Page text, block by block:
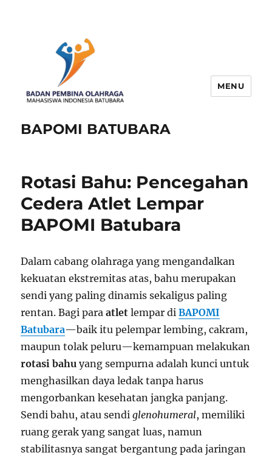
BAPOMI BATUBARA
MENU
Rotasi Bahu: Pencegahan
Cedera Atlet Lempar
BAPOMI Batubara
Dalam cabang olahraga yang mengandalkan
kekuatan ekstremitas atas, bahu merupakan
sendi yang paling dinamis sekaligus paling
rentan. Bagi paraatlet lempar diBAPOMI
Batubara—baik itu pelempar lembing, cakram,
maupun tolak peluru—kemampuan melakukan
rotasi bahu yang sempurna adalah kunci untuk
menghasilkan daya ledak tanpa harus
mengorbankan kesehatan jangka panjang.
Sendi bahu, atau sendiglenohumeral, memiliki
ruang gerak yang sangat luas, namun
stabilitasnya sangat bergantung pada jaringan